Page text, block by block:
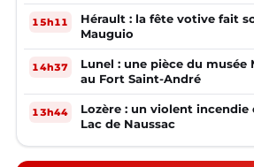
15h11
Hérault : la fête votive fait
Mauguio
14h37
Lunel : une pièce du musée
au Fort Saint-André
13h44
Lozère : un violent incendie
Lac de Naussac